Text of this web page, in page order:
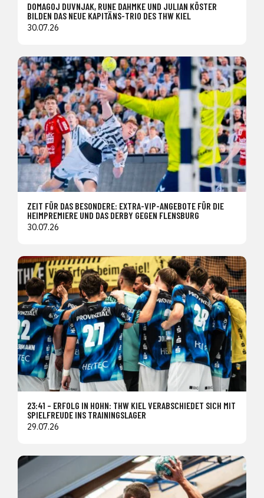
DOMAGOJ DUVNJAK, RUNE DAHMKE UND JULIAN KÖSTER
BILDEN DAS NEUE KAPITÄNS-TRIO DES THW KIEL
30.07.26
ZEIT FÜR DAS BESONDERE: EXTRA-VIP-ANGEBOTE FÜR DIE
HEIMPREMIERE UND DAS DERBY GEGEN FLENSBURG
30.07.26
23:41 – ERFOLG IN HOHN: THW KIEL VERABSCHIEDET SICH MIT
SPIELFREUDE INS TRAININGSLAGER
29.07.26